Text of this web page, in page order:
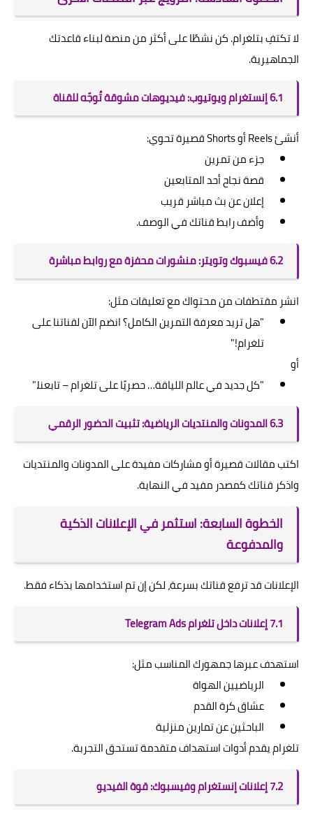
لا تكتفِ بتلغرام. كن نشطًا على أكثر من منصة لبناء قاعدتك
الجماهيرية.
6.1 إنستغرام ويوتيوب: فيديوهات مشوقة تُوجّه للقناة
أنشئ Reels أو Shorts قصيرة تحوي:
جزء من تمرين
قصة نجاح أحد المتابعين
إعلان عن بث مباشر قريب
وأضف رابط قناتك في الوصف.
6.2 فيسبوك وتويتر: منشورات محفزة مع روابط مباشرة
انشر مقتطفات من محتواك مع تعليقات مثل:
"هل تريد معرفة التمرين الكامل؟ انضم الآن لقناتنا على
تلغرام!"
أو
"كل جديد في عالم اللياقة… حصريًا على تلغرام – تابعنا."
6.3 المدونات والمنتديات الرياضية: تثبيت الحضور الرقمي
اكتب مقالات قصيرة أو مشاركات مفيدة على المدونات والمنتديات
واذكر قناتك كمصدر مفيد في النهاية.
الخطوة السابعة: استثمر في الإعلانات الذكية
والمدفوعة
الإعلانات قد ترفع قناتك بسرعة، لكن إن تم استخدامها بذكاء فقط.
7.1 إعلانات داخل تلغرام Telegram Ads
استهدف عبرها جمهورك المناسب مثل:
الرياضيين الهواة
عشاق كرة القدم
الباحثين عن تمارين منزلية
تلغرام يقدم أدوات استهداف متقدمة تستحق التجربة.
7.2 إعلانات إنستغرام وفيسبوك: قوة الفيديو